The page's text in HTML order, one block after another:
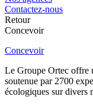
Contactez-nous
Retour
Concevoir
Concevoir
Le Groupe Ortec offre
soutenue par 2700
écologiques sur divers